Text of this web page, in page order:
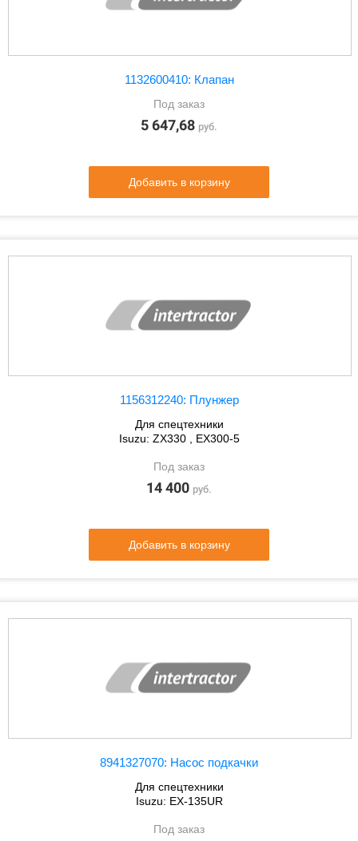
1132600410: Клапан
Под заказ
5 647,68 руб.
Добавить в корзину
1156312240: Плунжер
Для спецтехники
Isuzu: ZX330 , EX300-5
Под заказ
14 400 руб.
Добавить в корзину
8941327070: Насос подкачки
Для спецтехники
Isuzu: EX-135UR
Под заказ